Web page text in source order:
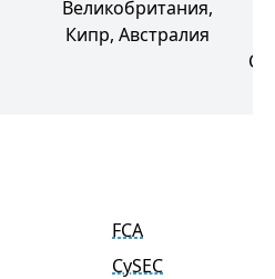
Великобритания,
Кипр, Австралия
FCA
CySEC